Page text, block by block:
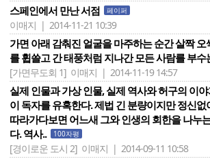
스페인에서 만난 서점 페이퍼
이매지 | 2014-11-21 10:39
가면 아래 감춰진 얼굴을 마주하는 순간 살짝
를 휩쓸고 간 태풍처럼 지나간 모든 사람를 부수
[가면무도회 1] 이매지 | 2014-11-19 14:57
실제 인물과 가상 인물, 실제 역사와 허구의 이
이 독자를 유혹한다. 제법 긴 분량이지만 정신
따라가다보면 어느새 그와 인생의 회한을 나누
다. 역사..
100자평
[경이로운 도시 2] 이매지 | 2014-09-11 10:58